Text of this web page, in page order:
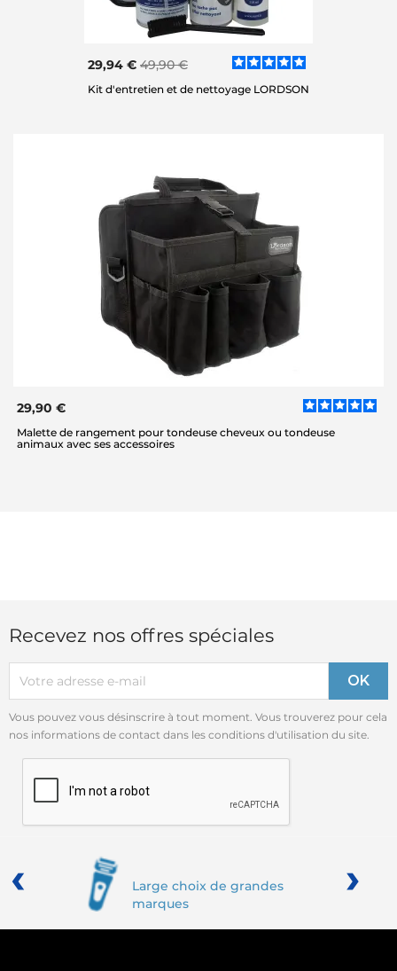
29,94 € 49,90 €
Kit d'entretien et de nettoyage LORDSON
29,90 €
Malette de rangement pour tondeuse cheveux ou tondeuse
animaux avec ses accessoires
Recevez nos offres spéciales
Vous pouvez vous désinscrire à tout moment. Vous trouverez pour cela
nos informations de contact dans les conditions d'utilisation du site.
Large choix de grandes
marques
‹ ›